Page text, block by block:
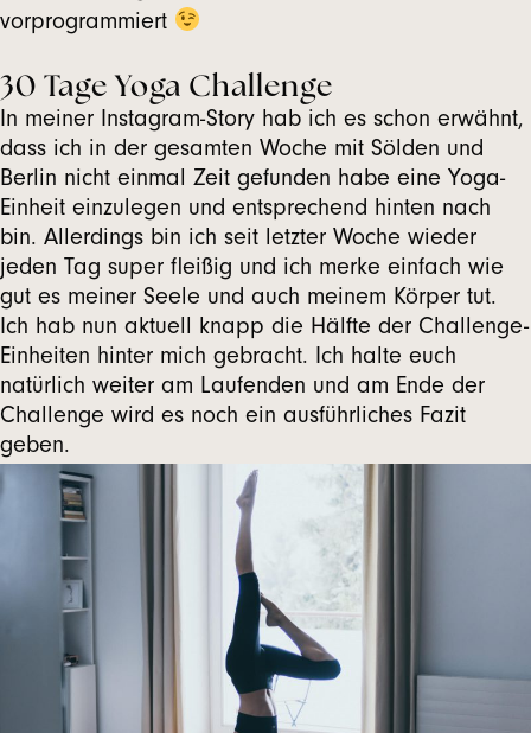
vorprogrammiert
30 Tage Yoga Challenge
In meiner Instagram-Story hab ich es schon erwähnt,
dass ich in der gesamten Woche mit Sölden und
Berlin nicht einmal Zeit gefunden habe eine Yoga-
Einheit einzulegen und entsprechend hinten nach
bin. Allerdings bin ich seit letzter Woche wieder
jeden Tag super fleißig und ich merke einfach wie
gut es meiner Seele und auch meinem Körper tut.
Ich hab nun aktuell knapp die Hälfte der Challenge-
Einheiten hinter mich gebracht. Ich halte euch
natürlich weiter am Laufenden und am Ende der
Challenge wird es noch ein ausführliches Fazit
geben.